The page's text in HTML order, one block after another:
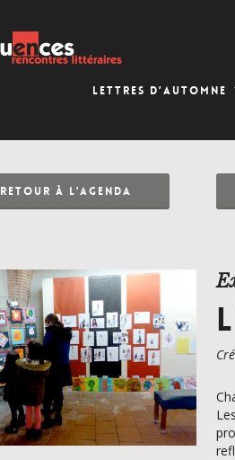
LETTRES D’AUTOMNE
RETOUR À L'AGENDA